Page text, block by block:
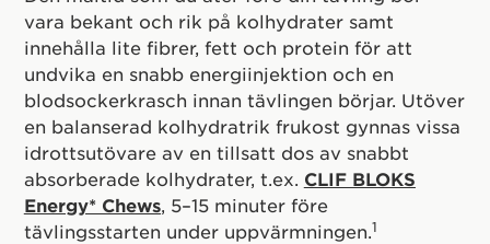
vara bekant och rik på kolhydrater samt
innehålla lite fibrer, fett och protein för att
undvika en snabb energiinjektion och en
blodsockerkrasch innan tävlingen börjar. Utöver
en balanserad kolhydratrik frukost gynnas vissa
idrottsutövare av en tillsatt dos av snabbt
absorberade kolhydrater, t.ex. CLIF BLOKS
Energy* Chews, 5–15 minuter före
tävlingsstarten under uppvärmningen.1